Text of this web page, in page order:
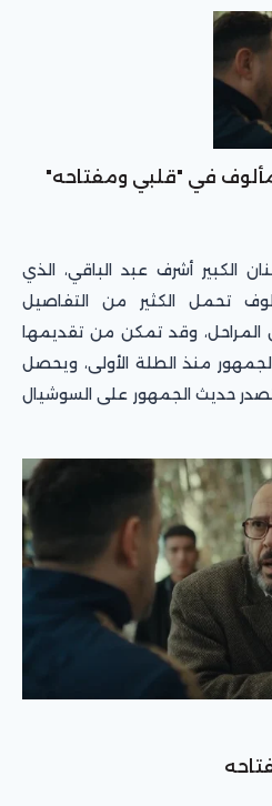
في "قلبي ومفتاحه"
الكبير أشرف عبد الباقي، الذي
تحمل الكثير من التفاصيل
المراحل، وقد تمكن من تقديمها
منذ الطلة الأولى، ويحصل
حديث الجمهور على السوشيال